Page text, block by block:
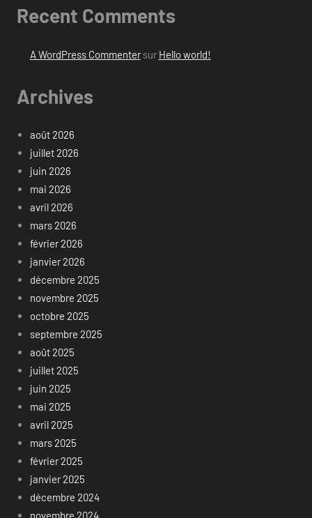
Recent Comments
A WordPress Commentersur Hello world!
Archives
août 2026
juillet 2026
juin 2026
mai 2026
avril 2026
mars 2026
février 2026
janvier 2026
décembre 2025
novembre 2025
octobre 2025
septembre 2025
août 2025
juillet 2025
juin 2025
mai 2025
avril 2025
mars 2025
février 2025
janvier 2025
décembre 2024
novembre 2024